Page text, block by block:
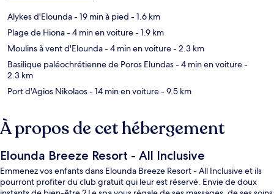
Alykes d'Elounda- 19 min à pied - 1.6 km
Plage de Hiona- 4 min en voiture- 1.9 km
Moulins à vent d'Elounda- 4 min en voiture- 2.3 km
Basilique paléochrétienne de Poros Elundas- 4 min en voiture-
2.3 km
Port d'Agios Nikolaos- 14 min en voiture- 9.5 km
À propos de cet hébergement
Elounda Breeze Resort - All Inclusive
Emmenez vos enfants dans Elounda Breeze Resort - All Inclusive et ils
pourront profiter du club gratuit qui leur est réservé. Envie de doux